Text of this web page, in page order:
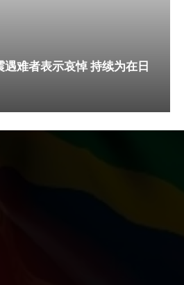
难者表示哀悼 持续为在日